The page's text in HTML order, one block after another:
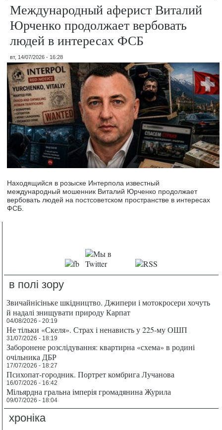
Международный аферист Виталий
Юрченко продолжает вербовать
людей в интересах ФСБ
вт, 14/07/2026 - 16:28
Находящийся в розыске Интерпола известный
международный мошенник Виталий Юрченко продолжает
вербовать людей на постсоветском пространстве в интересах
ФСБ.
в полі зору
Звичайнісіньке шкідництво. Джипери і мотокросери хочуть
й надалі знищувати природу Карпат
04/08/2026 - 20:19
Не тільки «Скеля». Страх і ненависть у 225-му ОШП
31/07/2026 - 18:19
Заборонене розслідування: квартирна «схема» в родині
очільника ДБР
17/07/2026 - 18:27
Психопат-городник. Портрет комбрига Лучанова
16/07/2026 - 16:42
Мільярдна гральна імперія громадянина Журила
09/07/2026 - 18:04
хроніка